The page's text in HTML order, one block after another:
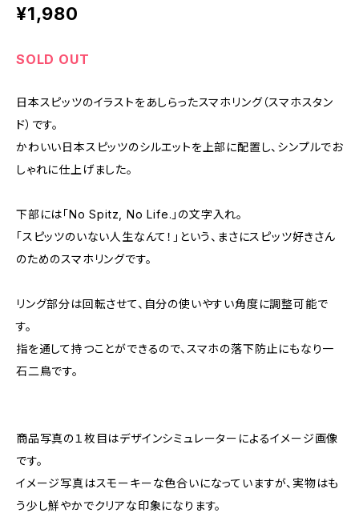
¥1,980
SOLD OUT
日本スピッツのイラストをあしらったスマホリング（スマホスタン
ド）です。
かわいい日本スピッツのシルエットを上部に配置し、シンプルでお
しゃれに仕上げました。
下部には「No Spitz, No Life.」の文字入れ。
「スピッツのいない人生なんて！」という、まさにスピッツ好きさん
のためのスマホリングです。
リング部分は回転させて、自分の使いやすい角度に調整可能で
す。
指を通して持つことができるので、スマホの落下防止にもなり一
石二鳥です。
商品写真の１枚目はデザインシミュレーターによるイメージ画像
です。
イメージ写真はスモーキーな色合いになっていますが、実物はも
う少し鮮やかでクリアな印象になります。